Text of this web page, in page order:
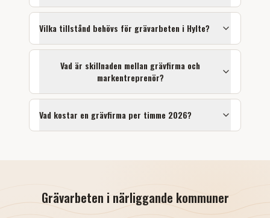
Vilka tillstånd behövs för grävarbeten i Hylte?
Vad är skillnaden mellan grävfirma och
markentreprenör?
Vad kostar en grävfirma per timme 2026?
Grävarbeten i närliggande kommuner